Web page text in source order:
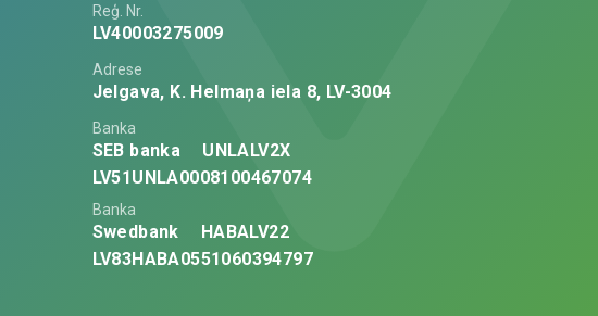
Reģ. Nr.
LV40003275009
Adrese
Jelgava, K. Helmaņa iela 8, LV-3004
Banka
SEB banka
UNLALV2X
LV51UNLA0008100467074
Banka
Swedbank
HABALV22
LV83HABA0551060394797